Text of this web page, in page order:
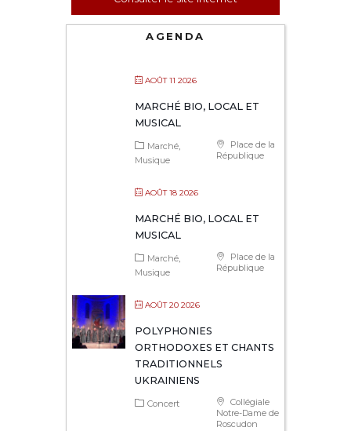
AGENDA
AOÛT 11 2026
MARCHÉ BIO, LOCAL ET
MUSICAL
Place de la
République
Marché
Musique
AOÛT 18 2026
MARCHÉ BIO, LOCAL ET
MUSICAL
Place de la
République
Marché
Musique
AOÛT 20 2026
POLYPHONIES
ORTHODOXES ET CHANTS
TRADITIONNELS
UKRAINIENS
Collégiale
Notre-Dame de
Roscudon
Concert